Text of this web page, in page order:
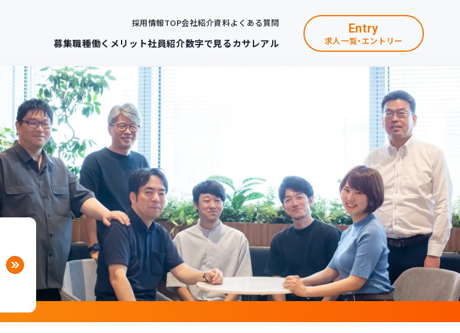
採用情報TOP会社紹介資料よくある質問
募集職種働くメリット社員紹介数字で見るカサレアル
Entry
求人一覧・エントリー